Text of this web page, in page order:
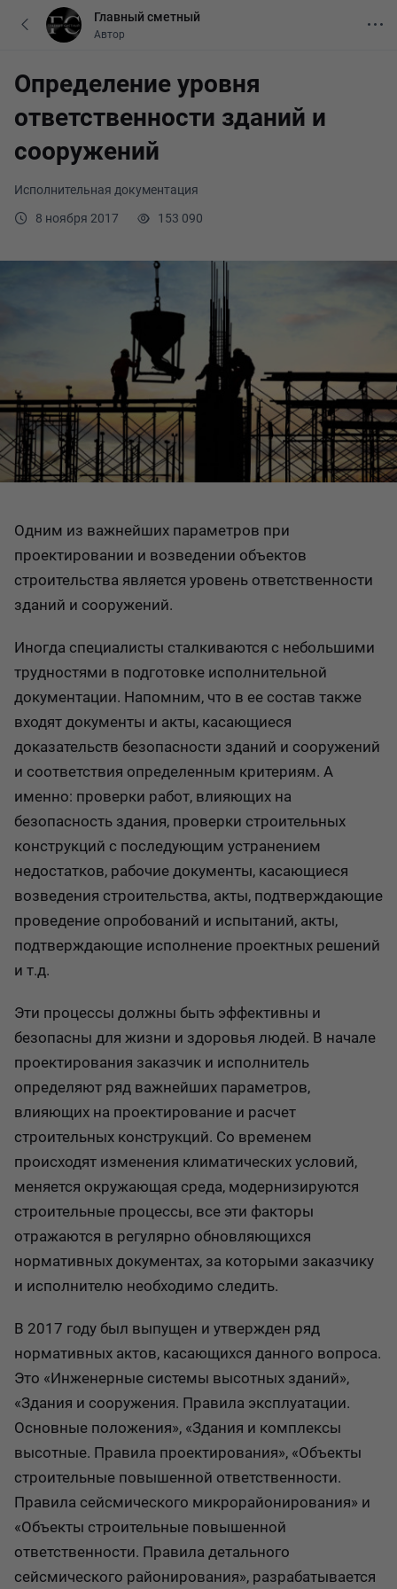
Исполнительная документация
8 ноября 2017
153 090
Определение уровня
ответственности зданий и
сооружений
Одним из важнейших параметров при
проектировании и возведении объектов
строительства является уровень ответственности
зданий и сооружений.
Иногда специалисты сталкиваются с небольшими
трудностями в подготовке исполнительной
документации. Напомним, что в ее состав также
входят документы и акты, касающиеся
доказательств безопасности зданий и сооружений
и соответствия определенным критериям. А
именно: проверки работ, влияющих на
безопасность здания, проверки строительных
конструкций с последующим устранением
недостатков, рабочие документы, касающиеся
возведения строительства, акты, подтверждающие
проведение опробований и испытаний, акты,
подтверждающие исполнение проектных решений
и т.д.
Эти процессы должны быть эффективны и
безопасны для жизни и здоровья людей. В начале
проектирования заказчик и исполнитель
определяют ряд важнейших параметров,
влияющих на проектирование и расчет
строительных конструкций. Со временем
происходят изменения климатических условий,
меняется окружающая среда, модернизируются
строительные процессы, все эти факторы
отражаются в регулярно обновляющихся
нормативных документах, за которыми заказчику
и исполнителю необходимо следить.
В 2017 году был выпущен и утвержден ряд
нормативных актов, касающихся данного вопроса.
Это «Инженерные системы высотных зданий»,
«Здания и сооружения. Правила эксплуатации.
Основные положения», «Здания и комплексы
высотные. Правила проектирования», «Объекты
строительные повышенной ответственности.
Правила сейсмического микрорайонирования» и
«Объекты строительные повышенной
ответственности. Правила детального
сейсмического районирования», разрабатывается
Главный сметный
Автор